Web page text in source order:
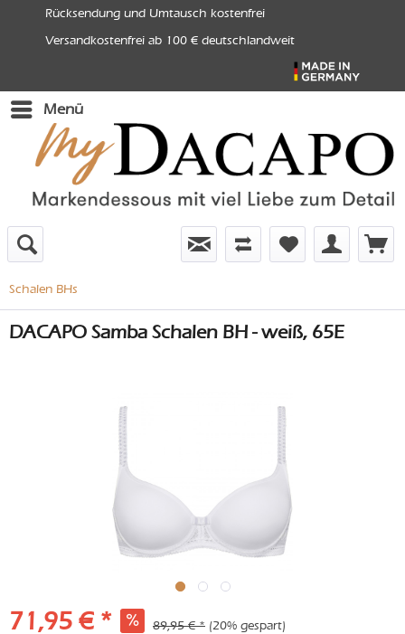
Rücksendung und Umtausch kostenfrei
Versandkostenfrei ab 100 € deutschlandweit
Menü
Schalen BHs
DACAPO Samba Schalen BH - weiß, 65E
71,95 € * 89,95 € * (20% gespart)